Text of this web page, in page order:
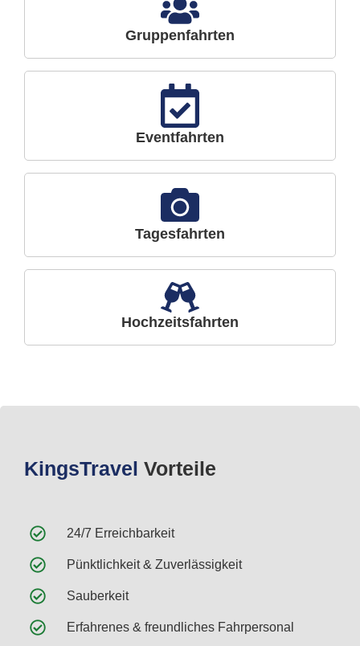
Gruppenfahrten
Eventfahrten
Tagesfahrten
Hochzeitsfahrten
KingsTravel Vorteile
24/7 Erreichbarkeit
Pünktlichkeit & Zuverlässigkeit
Sauberkeit
Erfahrenes & freundliches Fahrpersonal